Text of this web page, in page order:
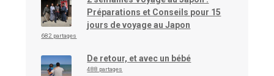
Préparations et Conseils pour 15
jours de voyage au Japon
682 partages
De retour, et avec un bébé
488 partages